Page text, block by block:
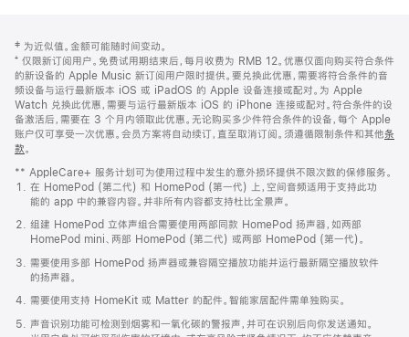
页
页
脚
注
‡ 为近似值。金额可能随时间变动。
⁺ 仅限新订阅用户。免费试用期结束后，每月收费为 RMB 12。优惠仅面向购买符合条件
的新设备的 Apple Music 新订阅用户限时提供。要兑换此优惠，需要将符合条件的音
频设备与运行最新版本 iOS 或 iPadOS 的 Apple 设备连接或配对。为 Apple
Watch 兑换此优惠，需要与运行最新版本 iOS 的 iPhone 连接或配对。符合条件的设
备激活后，需要在 3 个月内领取此优惠。无论购买多少件符合条件的设备，每个 Apple
账户仅可享受一次优惠。会员方案将自动续订，直至取消订阅。须遵循限制条件和其他条
款。
窗
口
中
打
开)
** AppleCare+ 服务计划可为使用过程中发生的意外损坏提供不限次数的保修服务。
在 HomePod (第二代) 和 HomePod (第一代) 上，空间音频适用于支持此功
能的 app 中的兼容内容。并非所有内容都支持杜比全景声。
组建 HomePod 立体声组合需要使用两部同款 HomePod 扬声器，如两部
HomePod mini、两部 HomePod (第二代) 或两部 HomePod (第一代)。
需要使用多部 HomePod 扬声器或兼容隔空播放功能并运行最新隔空播放软件
的扬声器。
需要使用支持 HomeKit 或 Matter 的配件。智能家居配件需单独购买。
声音识别功能可检测到烟雾和一氧化碳的警报声，并可在识别后向你发送通知。